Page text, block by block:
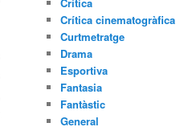
Crítica cinematogràfica
Curtmetratge
Drama
Esportiva
Fantasia
Fantàstic
General